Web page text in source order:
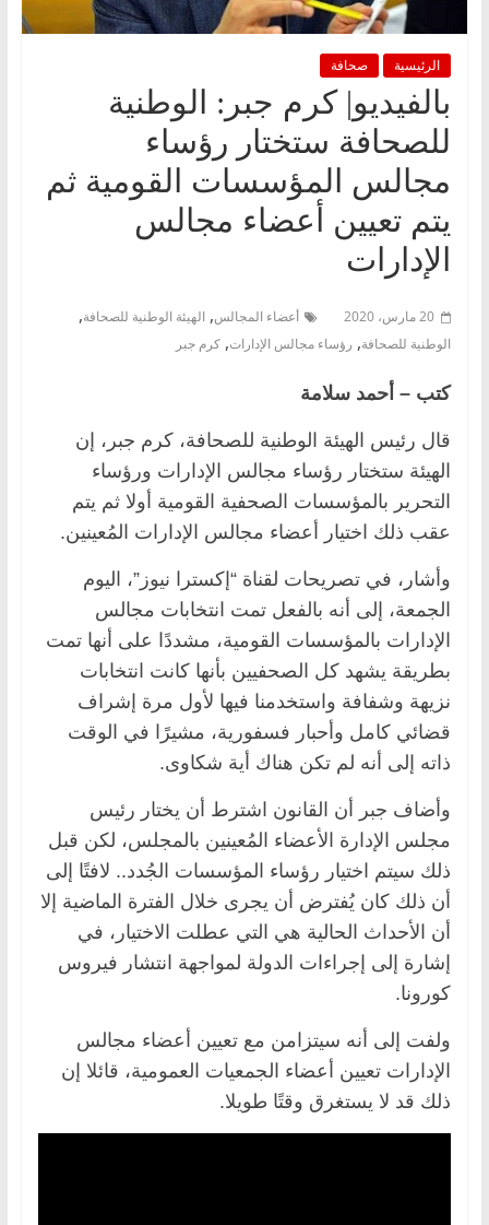
الرئيسية صحافة
بالفيديو| كرم جبر: الوطنية
للصحافة ستختار رؤساء
مجالس المؤسسات القومية ثم
يتم تعيين أعضاء مجالس
الإدارات
20 مارس، 2020 أعضاء المجالس, الهيئة الوطنية للصحافة,
الوطنية للصحافة, رؤساء مجالس الإدارات, كرم جبر
كتب – أحمد سلامة
قال رئيس الهيئة الوطنية للصحافة، كرم جبر، إن
الهيئة ستختار رؤساء مجالس الإدارات ورؤساء
التحرير بالمؤسسات الصحفية القومية أولا ثم يتم
عقب ذلك اختيار أعضاء مجالس الإدارات المُعينين.
وأشار، في تصريحات لقناة “إكسترا نيوز”، اليوم
الجمعة، إلى أنه بالفعل تمت انتخابات مجالس
الإدارات بالمؤسسات القومية، مشددًا على أنها تمت
بطريقة يشهد كل الصحفيين بأنها كانت انتخابات
نزيهة وشفافة واستخدمنا فيها لأول مرة إشراف
قضائي كامل وأحبار فسفورية، مشيرًا في الوقت
ذاته إلى أنه لم تكن هناك أية شكاوى.
وأضاف جبر أن القانون اشترط أن يختار رئيس
مجلس الإدارة الأعضاء المُعينين بالمجلس، لكن قبل
ذلك سيتم اختيار رؤساء المؤسسات الجُدد.. لافتًا إلى
أن ذلك كان يُفترض أن يجرى خلال الفترة الماضية إلا
أن الأحداث الحالية هي التي عطلت الاختيار، في
إشارة إلى إجراءات الدولة لمواجهة انتشار فيروس
كورونا.
ولفت إلى أنه سيتزامن مع تعيين أعضاء مجالس
الإدارات تعيين أعضاء الجمعيات العمومية، قائلا إن
ذلك قد لا يستغرق وقتًا طويلا.